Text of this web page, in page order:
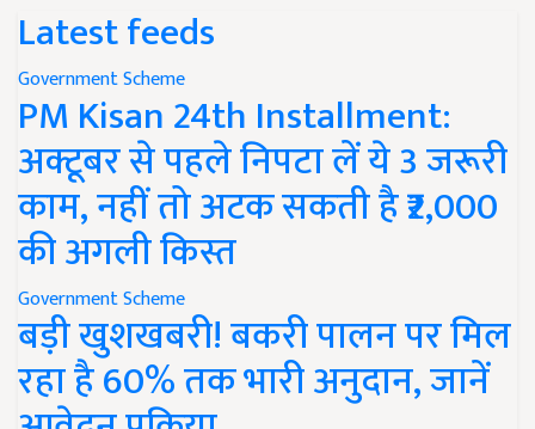
Latest feeds
Government Scheme
PM Kisan 24th Installment:
अक्टूबर से पहले निपटा लें ये 3 जरूरी
काम, नहीं तो अटक सकती है ₹2,000
की अगली किस्त
Government Scheme
बड़ी खुशखबरी! बकरी पालन पर मिल
रहा है 60% तक भारी अनुदान, जानें